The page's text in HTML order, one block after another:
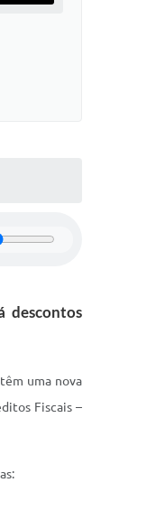
descontos
uma nova
Fiscais –